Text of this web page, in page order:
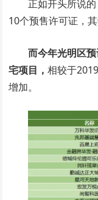
正如开头所说
10个预售许可证，
而今年光明区
宅项目，相较于
增加。